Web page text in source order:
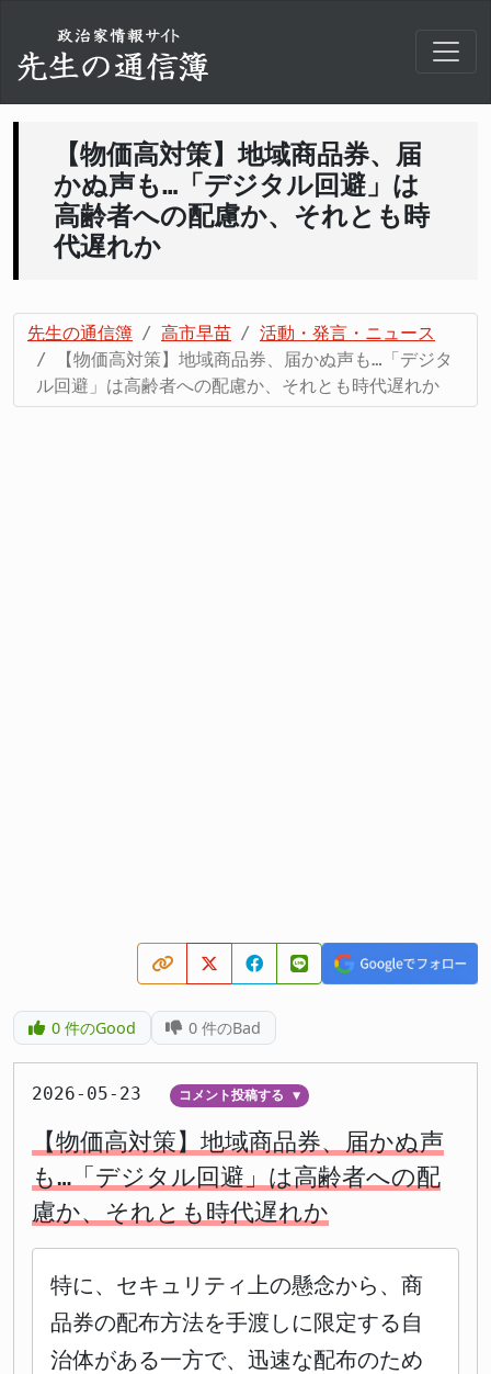
【物価高対策】地域商品券、届
かぬ声も…「デジタル回避」は
高齢者への配慮か、それとも時
代遅れか
先生の通信簿 高市早苗
活動・発言・ニュース
【物価高対策】地域商品券、届かぬ声も…「デジタ
ル回避」は高齢者への配慮か、それとも時代遅れか
0件のGood 0 件のBad
2026-05-23 コメント投稿する ▼
【物価高対策】地域商品券、届かぬ声
も…「デジタル回避」は高齢者への配
慮か、それとも時代遅れか
特に、セキュリティ上の懸念から、商
品券の配布方法を手渡しに限定する自
治体がある一方で、迅速な配布のため